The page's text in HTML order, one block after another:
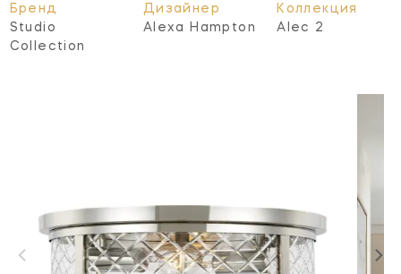
Бренд
Studio
Collection
Дизайнер
Alexa Hampton
Коллекция
Alec 2